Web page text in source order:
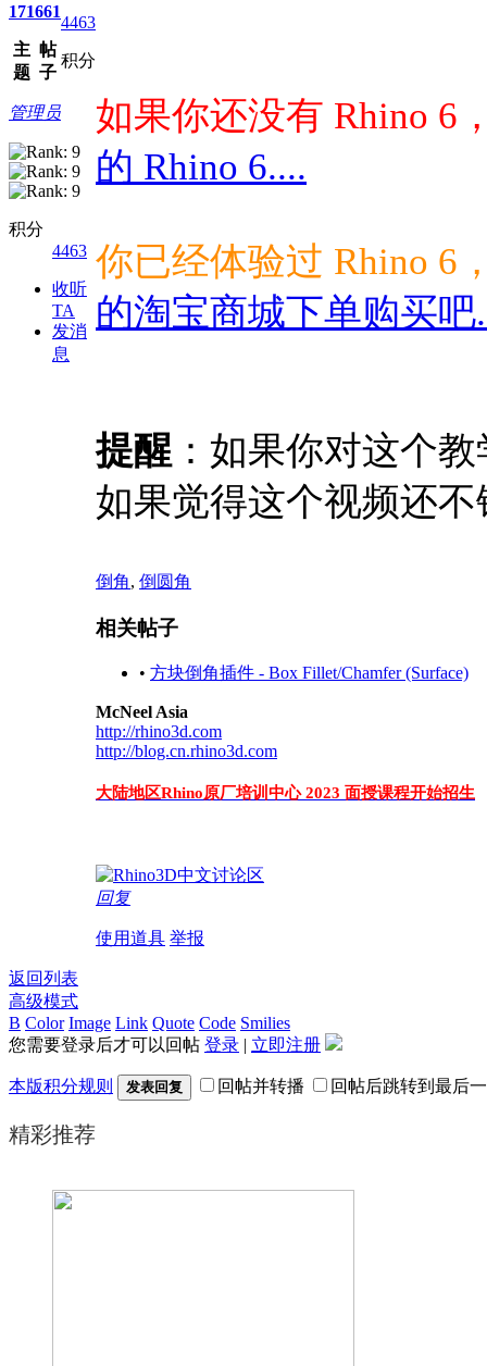
171
主
题
661
帖
子
4463
积分
管理员
积分
4463
收听
TA
发消
息
如果你还没有 Rhino 6
的 Rhino 6....
你已经体验过 Rhino 6
的淘宝商城下单购买吧
提醒 ：如果你对这个
如果觉得这个视频还
倒角, 倒圆角
相关帖子
• 方块倒角插件 - Box Fillet/Chamfer (Surface)
McNeel Asia
http://rhino3d.com
http://blog.cn.rhino3d.com
大陆地区Rhino原厂培训中心 2023 面授课程开始招生
回复
使用道具 举报
返回列表
高级模式
B Color Image Link Quote Code Smilies
您需要登录后才可以回帖 登录 | 立即注册
本版积分规则 发表回复 回帖并转播 回帖后跳转到最后
精彩推荐